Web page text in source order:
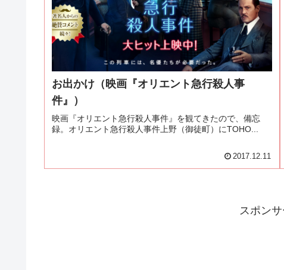
お出かけ（映画『オリエント急行殺人事
件』）
映画『オリエント急行殺人事件』を観てきたので、備忘
録。オリエント急行殺人事件上野（御徒町）にTOHO...
2017.12.11
スポン